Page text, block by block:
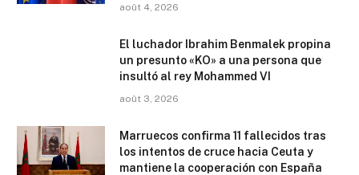
août 4, 2026
El luchador Ibrahim Benmalek propina
un presunto «KO» a una persona que
insultó al rey Mohammed VI
août 3, 2026
Marruecos confirma 11 fallecidos tras
los intentos de cruce hacia Ceuta y
mantiene la cooperación con España